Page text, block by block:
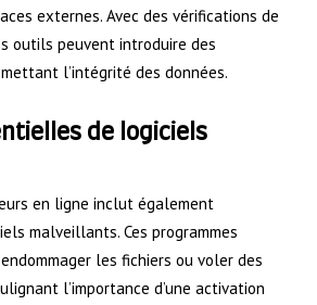
externes. Avec des vérifications de
outils peuvent introduire des
l’intégrité des données.
de logiciels
en ligne inclut également
malveillants. Ces programmes
les fichiers ou voler des
l’importance d’une activation